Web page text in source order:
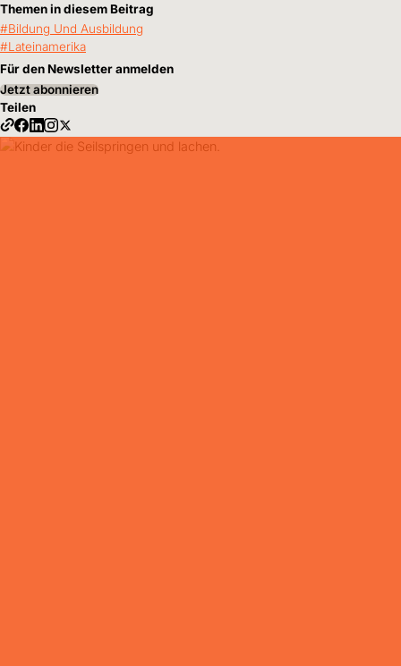
Themen in diesem Beitrag
Bildung Und Ausbildung
Lateinamerika
Für den Newsletter anmelden
Jetzt abonnieren
Teilen